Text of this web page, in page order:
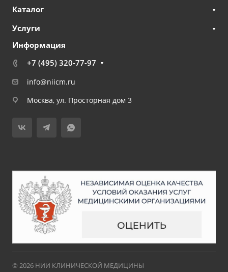
Каталог
Услуги
Информация
+7 (495) 320-77-97
info@niicm.ru
Москва, ул. Просторная дом 3
© 2026 НИИ КЛИНИЧЕСКОЙ МЕДИЦИНЫ